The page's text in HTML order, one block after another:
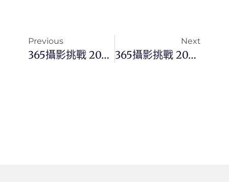
Previous
365攝影挑戰 20230618(日) 169/365 Day2706
Next
365攝影挑戰 20230620(二) 171/365 Day2708